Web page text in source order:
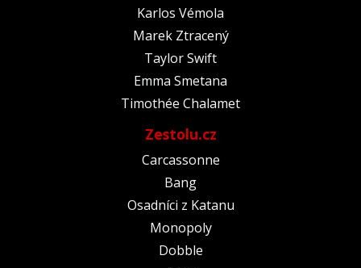
Karlos Vémola
Marek Ztracený
Taylor Swift
Emma Smetana
Timothée Chalamet
Zestolu.cz
Carcassonne
Bang
Osadníci z Katanu
Monopoly
Dobble